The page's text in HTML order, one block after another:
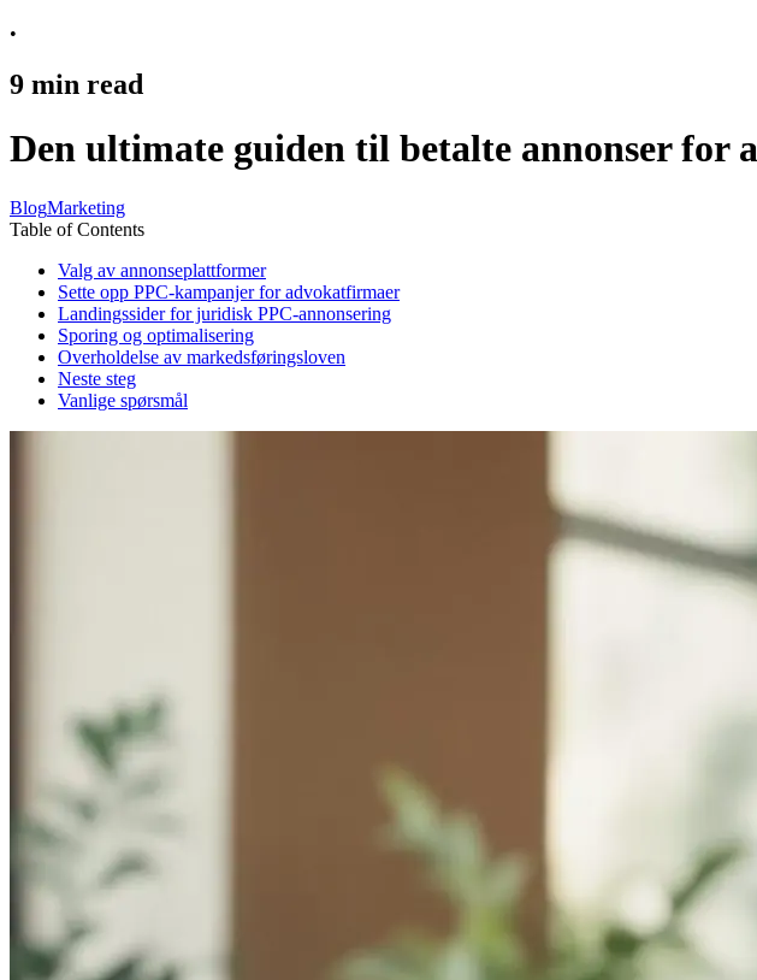
•
9 min read
Den ultimate guiden til betalte annonser for
BlogMarketing
Table of Contents
Valg av annonseplattformer
Sette opp PPC-kampanjer for advokatfirmaer
Landingssider for juridisk PPC-annonsering
Sporing og optimalisering
Overholdelse av markedsføringsloven
Neste steg
Vanlige spørsmål